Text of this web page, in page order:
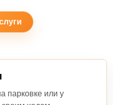
парковке или у